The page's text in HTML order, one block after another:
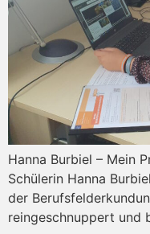
Hanna Burbiel – Mein
Schülerin Hanna
der
reingeschnuppert und